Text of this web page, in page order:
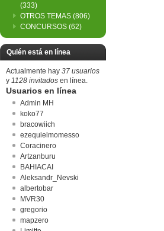
(333)
OTROS TEMAS (806)
CONCURSOS (62)
Quién está en línea
Actualmente hay 37 usuarios
y 1128 invitados en línea.
Usuarios en línea
Admin MH
koko77
bracowiich
ezequielmomesso
Coracinero
Artzanburu
BAHIACAI
Aleksandr_Nevski
albertobar
MVR30
gregorio
mapzero